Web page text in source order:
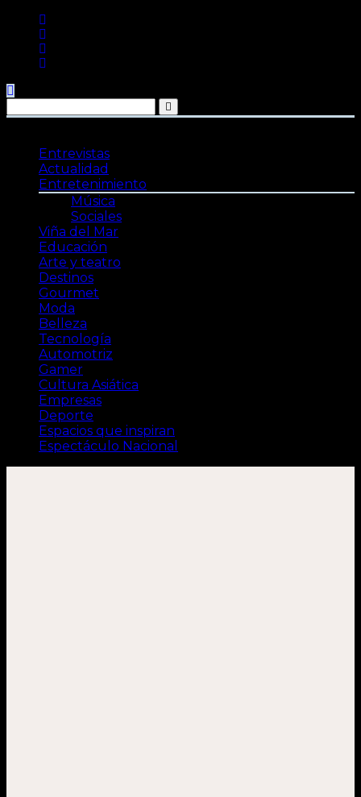
contenido
Entrevistas
Actualidad
Entretenimiento
Música
Sociales
Viña del Mar
Educación
Arte y teatro
Destinos
Gourmet
Moda
Belleza
Tecnología
Automotriz
Gamer
Cultura Asiática
Empresas
Deporte
Espacios que inspiran
Espectáculo Nacional